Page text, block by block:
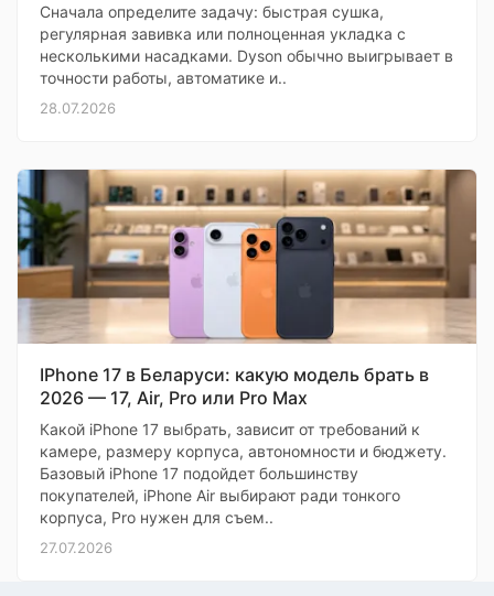
Сначала определите задачу: быстрая сушка,
регулярная завивка или полноценная укладка с
несколькими насадками. Dyson обычно выигрывает в
точности работы, автоматике и..
28.07.2026
IPhone 17 в Беларуси: какую модель брать в
2026 — 17, Air, Pro или Pro Max
Какой iPhone 17 выбрать, зависит от требований к
камере, размеру корпуса, автономности и бюджету.
Базовый iPhone 17 подойдет большинству
покупателей, iPhone Air выбирают ради тонкого
корпуса, Pro нужен для съем..
27.07.2026